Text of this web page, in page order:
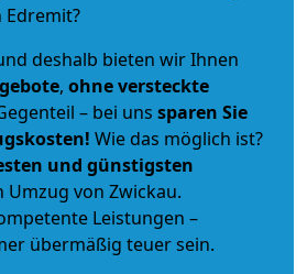
Edremit?
deshalb bieten wir Ihnen
, ohne versteckte
– bei uns sparen Sie
Wie das möglich ist?
und günstigsten
Umzug von Zwickau.
Leistungen –
übermäßig teuer sein.